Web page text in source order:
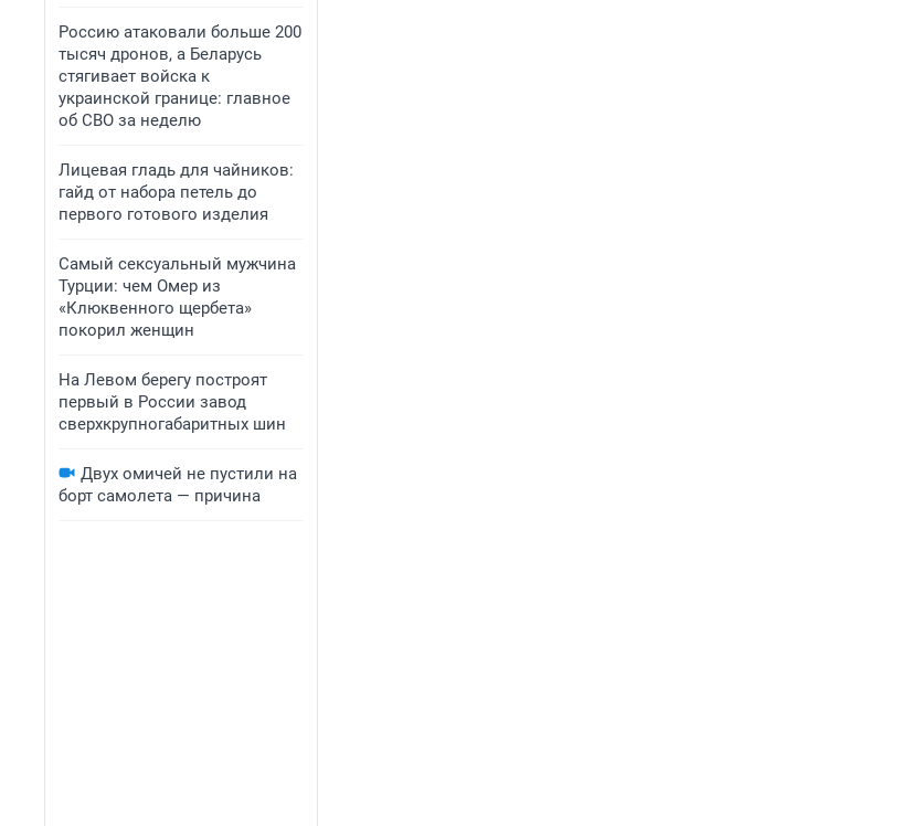
Россию атаковали больше 200
тысяч дронов, а Беларусь
стягивает войска к
украинской границе: главное
об СВО за неделю
Лицевая гладь для чайников:
гайд от набора петель до
первого готового изделия
Самый сексуальный мужчина
Турции: чем Омер из
«Клюквенного щербета»
покорил женщин
На Левом берегу построят
первый в России завод
сверхкрупногабаритных шин
Двух омичей не пустили на
борт самолета — причина